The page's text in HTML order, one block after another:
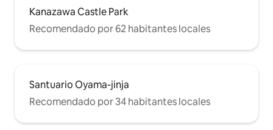
Kanazawa Castle Park
Recomendado por 62 habitantes locales
Santuario Oyama-jinja
Recomendado por 34 habitantes locales